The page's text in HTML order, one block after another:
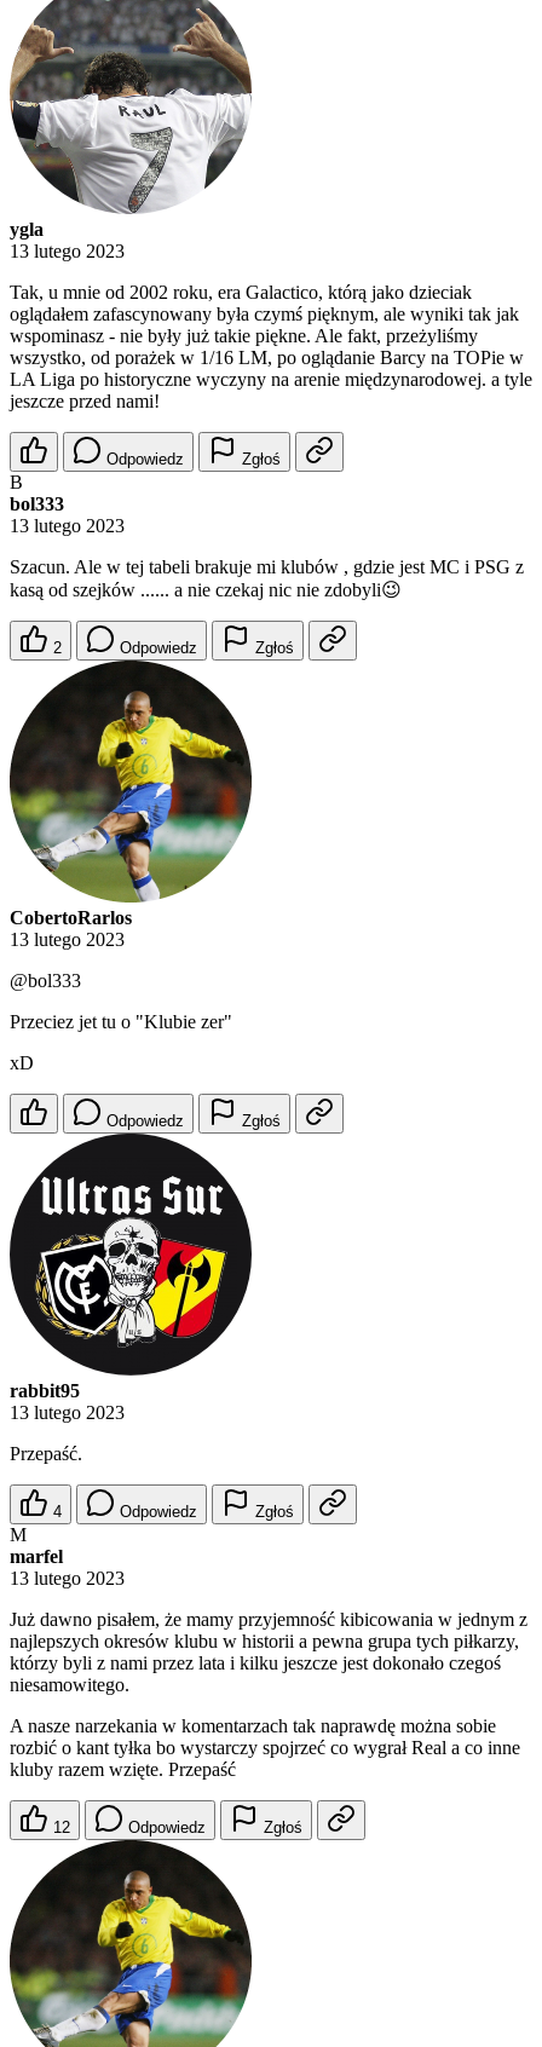
ygla
13 lutego 2023
Tak, u mnie od 2002 roku, era Galactico, którą jako dzieciak
oglądałem zafascynowany była czymś pięknym, ale wyniki tak jak
wspominasz - nie były już takie piękne. Ale fakt, przeżyliśmy
wszystko, od porażek w 1/16 LM, po oglądanie Barcy na TOPie w
LA Liga po historyczne wyczyny na arenie międzynarodowej. a tyle
jeszcze przed nami!
Odpowiedz Zgłoś
B
bol333
13 lutego 2023
Szacun. Ale w tej tabeli brakuje mi klubów , gdzie jest MC i PSG z
kasą od szejków ...... a nie czekaj nic nie zdobyli😉
2 Odpowiedz Zgłoś
CobertoRarlos
13 lutego 2023
@bol333
Przeciez jet tu o "Klubie zer"
xD
Odpowiedz Zgłoś
rabbit95
13 lutego 2023
Przepaść.
4 Odpowiedz Zgłoś
M
marfel
13 lutego 2023
Już dawno pisałem, że mamy przyjemność kibicowania w jednym z
najlepszych okresów klubu w historii a pewna grupa tych piłkarzy,
którzy byli z nami przez lata i kilku jeszcze jest dokonało czegoś
niesamowitego.
A nasze narzekania w komentarzach tak naprawdę można sobie
rozbić o kant tyłka bo wystarczy spojrzeć co wygrał Real a co inne
kluby razem wzięte. Przepaść
12 Odpowiedz Zgłoś